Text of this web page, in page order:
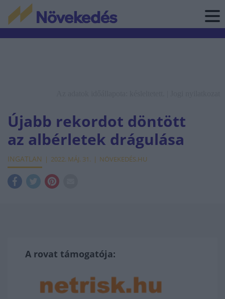
Újabb rekordot döntött
az albérletek drágulása
INGATLAN 2022. MÁJ. 31. NÖVEKEDÉS.HU
A rovat támogatója: